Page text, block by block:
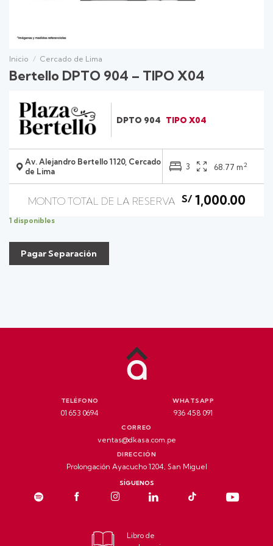
Inicio / Cercado de Lima
Bertello DPTO 904 – TIPO X04
DPTO 904 TIPO X04
Av. Alejandro Bertello 1120, Cercado
de Lima
3 68.77 m2
S/1,000.00
1 disponibles
Pagar Separación
TELÉFONO
01 653 0694
WHATSAPP
936 458 091
CORREO
ventas@dkasa.com.pe
DIRECCIÓN
Prolongación Ayacucho 1204, San Miguel
SÍGUENOS
Libro de